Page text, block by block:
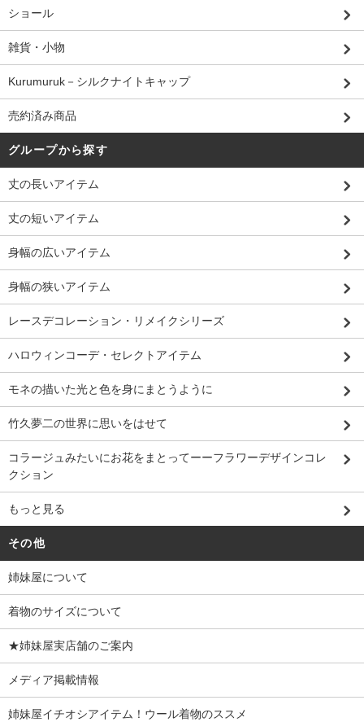
ショール
雑貨・小物
Kurumuruk－シルクナイトキャップ
売約済み商品
グループから探す
丈の長いアイテム
丈の短いアイテム
身幅の広いアイテム
身幅の狭いアイテム
レースデコレーション・リメイクシリーズ
ハロウィンコーデ・セレクトアイテム
モネの描いた光と色を身にまとうように
竹久夢二の世界に思いをはせて
コラージュみたいにお花をまとってーーフラワーデザインコレ
クション
もっと見る
その他
姉妹屋について
着物のサイズについて
★姉妹屋実店舗のご案内
メディア掲載情報
姉妹屋イチオシアイテム！ウール着物のススメ